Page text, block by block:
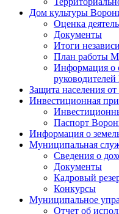
Дом культуры
Оценка
Документы
Итоги
План работы
Информация о
Защита населения
Инвестиционная
Паспорт
Информация о
Муниципальная
Сведения о
Документы
Кадровый
Конкурсы
Муниципальное
Отчет об